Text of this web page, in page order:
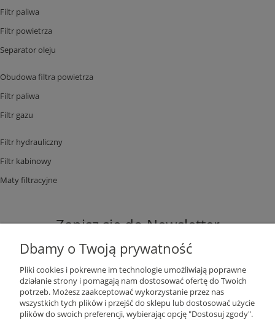
Filtr paliwa
Filtr powietrza
Separator oleju
Obudowa filtra powietrza
Filtr paliwa
Filtr gazu
Filtr hydrauliczny
Filtr kabinowy
Maty filtracyjne
Zapisz się do Newsletter
ZAPISZ SIĘ
Dbamy o Twoją prywatność
Pliki cookies i pokrewne im technologie umożliwiają poprawne
działanie strony i pomagają nam dostosować ofertę do Twoich
potrzeb. Możesz zaakceptować wykorzystanie przez nas
wszystkich tych plików i przejść do sklepu lub dostosować użycie
plików do swoich preferencji, wybierając opcję "Dostosuj zgody".